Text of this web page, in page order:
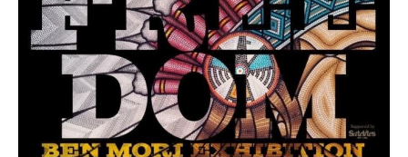
ごあいさつ
チーム紹介
アクセス